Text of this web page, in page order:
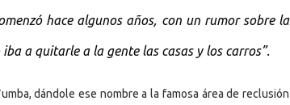
hace algunos años, con un rumor sobre la
a quitarle a la gente las casas y los carros”.
dándole ese nombre a la famosa área de reclusión